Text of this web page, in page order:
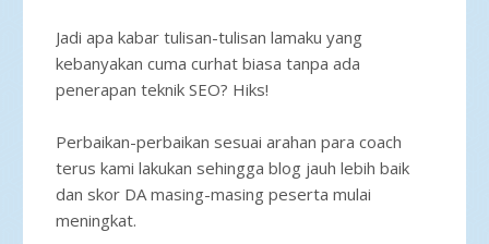
Jadi apa kabar tulisan-tulisan lamaku yang
kebanyakan cuma curhat biasa tanpa ada
penerapan teknik SEO? Hiks!
Perbaikan-perbaikan sesuai arahan para coach
terus kami lakukan sehingga blog jauh lebih baik
dan skor DA masing-masing peserta mulai
meningkat.